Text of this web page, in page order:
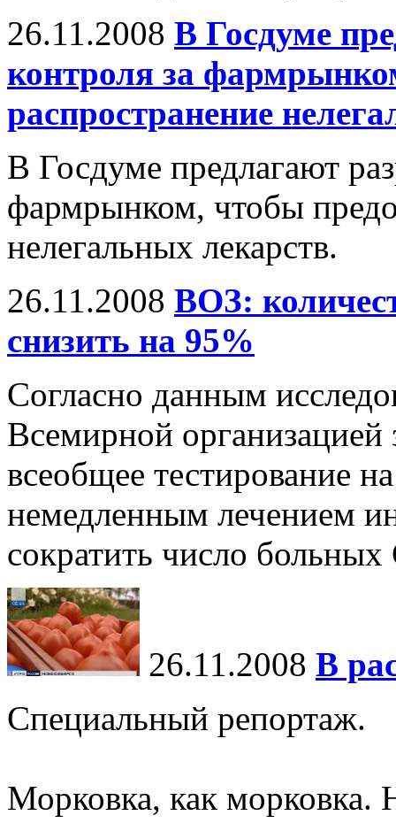
26.11.2008 В Госдуме
контроля за
распространение
В Госдуме предлагают
фармрынком, чтобы
нелегальных лекарств.
26.11.2008 ВОЗ:
снизить на 95%
Согласно данным
Всемирной
всеобщее тестирование
немедленным лечением
сократить число
26.11.2008 В
Специальный репортаж.
Морковка, как